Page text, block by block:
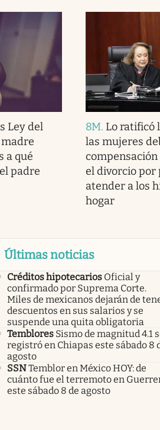
Ley del
a qué
padre
8M. Lo ratificó
las mujeres
el divorcio por
atender a los
hogar
Últimas noticias
Créditos hipotecarios Oficial y
confirmado por Suprema Corte.
Miles de mexicanos dejarán de
descuentos en sus salarios y se
suspende una quita obligatoria
Temblores Sismo de magnitud 4.1
registró en Chiapas este sábado 8
agosto
SSNTemblor en México HOY: de
cuánto fue el terremoto en
este sábado 8 de agosto